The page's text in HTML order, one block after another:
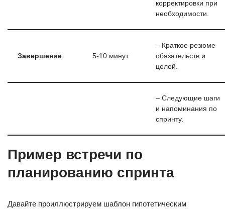
корректировки при
необходимости.
Завершение 5-10 минут
– Краткое резюме
обязательств и
целей.
– Следующие шаги
и напоминания по
спринту.
Пример встречи по
планированию спринта
Давайте проиллюстрируем шаблон гипотетическим